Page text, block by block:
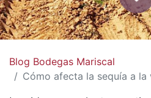
Blog Bodegas Mariscal
Cómo afecta la sequía a la